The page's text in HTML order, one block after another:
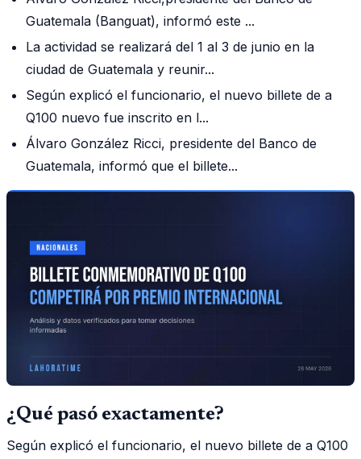
Guatemala (Banguat), informó este ...
La actividad se realizará del 1 al 3 de junio en la
ciudad de Guatemala y reunir...
Según explicó el funcionario, el nuevo billete de a
Q100 nuevo fue inscrito en l...
Álvaro González Ricci, presidente del Banco de
Guatemala, informó que el billete...
¿Qué pasó exactamente?
Según explicó el funcionario, el nuevo billete de a Q100